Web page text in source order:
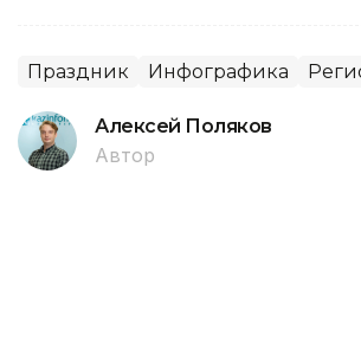
Праздник Инфографика
Алексей Поляков
Автор